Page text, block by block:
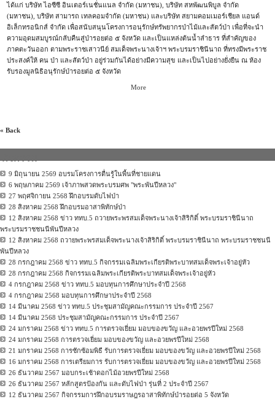
ได้แก่ บริษัท ไอซีซี อินเตอร์เนชั่นแนล จำกัด (มหาชน), บริษัท สหพัฒนพิบูล จำกัด
(มหาชน), บริษัท สามารถ เทลคอมจำกัด (มหาชน) และบริษัท สยามคอมเมอร์เชียล แอนด์
อิเล็กทรอนิกส์ จำกัด เพื่อสนับสนุนโครงการอนุรักษ์ทรัพยากรป่าไม้และสัตว์ป่า เพื่อที่จะนำ
ความอุดมสมบูรณ์กลับคืนสู่ป่ารอยต่อ ๕ จังหวัด และเป็นแหล่งต้นน้ำลำธาร ที่สำคัญของ
ภาคตะวันออก ตามพระราชเสาวนีย์ สมเด็จพระนางเจ้าฯ พระบรมราชินีนาถ ที่ทรงมีพระราช
ประสงค์ให้ คน ป่า และสัตว์ป่า อยู่ร่วมกันได้อย่างมีความสุข และเป็นไปอย่างยั่งยืน ณ ห้อง
รับรองมูลนิธิอนุรักษ์ป่ารอยต่อ ๕ จังหวัด
More
« Back
9 มิถุนายน 2569 อบรมโครงการตื่นรู้ในพื้นที่ชายแดน
6 พฤษภาคม 2569 เจ้าภาพสวดพระบรมศพ "พระพันปีหลวง"
27 พฤศจิกายน 2568 ฝึกอบรมดับไฟป่า
28 สิงหาคม 2568 ฝึกอบรมอาสาพิทักษ์ป่า
12 สิงหาคม 2568 ข่าว ททบ.5 ถวายพระพรสมเด็จพระนางเจ้าสิริกิติ์ พระบรมราชินีนาถ
พระบรมราชชนนีพันปีหลวง
12 สิงหาคม 2568 ถวายพระพรสมเด็จพระนางเจ้าสิริกิติ์ พระบรมราชินีนาถ พระบรมราชชนนี
พันปีหลวง
28 กรกฎาคม 2568 ข่าว ททบ.5 กิจกรรมเฉลิมพระเกียรติพระบาทสมเด็จพระเจ้าอยู่หัว
28 กรกฎาคม 2568 กิจกรรมเฉลิมพระเกียรติพระบาทสมเด็จพระเจ้าอยู่หัว
4 กรกฎาคม 2568 ข่าว ททบ.5 มอบทุนการศึกษาประจำปี 2568
4 กรกฎาคม 2568 มอบทุนการศึกษาประจำปี 2568
14 มีนาคม 2568 ข่าว ททบ.5 ประชุมสามัญคณะกรรมการ ประจำปี 2567
14 มีนาคม 2568 ประชุมสามัญคณะกรรมการ ประจำปี 2567
24 มกราคม 2568 ข่าว ททบ.5 การตรวจเยี่ยม มอบของขวัญ และอวยพรปีใหม่ 2568
24 มกราคม 2568 การตรวจเยี่ยม มอบของขวัญ และอวยพรปีใหม่ 2568
21 มกราคม 2568 การซักซ้อมพิธี รับการตรวจเยี่ยม มอบของขวัญ และอวยพรปีใหม่ 2568
16 มกราคม 2568 การเตรียมการ รับการตรวจเยี่ยม มอบของขวัญ และอวยพรปีใหม่ 2568
26 ธันวาคม 2567 มอบกระเช้าดอกไม้อวยพรปีใหม่ 2568
26 ธันวาคม 2567 หลักสูตรป้องกัน และดับไฟป่า รุ่นที่ 2 ประจำปี 2567
12 ธันวาคม 2567 กิจกรรมการฝึกอบรมราษฎรอาสาพิทักษ์ป่ารอยต่อ 5 จังหวัด